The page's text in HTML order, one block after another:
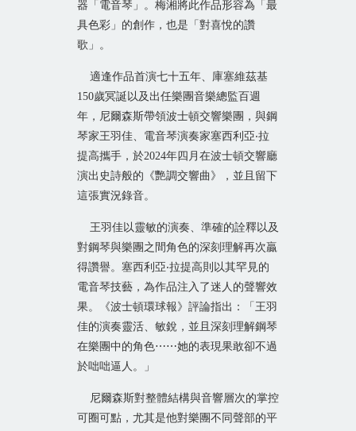
器「電音琴」。梅湘將此作品形容為「最
具色彩」的創作，也是「對喜悅的讚
歌」。
適逢作品首演七十五年、庫塞維茲基
150歲冥誕以及出任樂團音樂總監百週
年，尼爾森斯帶領波士頓交響樂團，與鋼
琴家王羽佳、電音琴演奏家塞西利亞‧拉
提高攜手，於2024年四月在波士頓交響廳
演出史詩般的《艷調交響曲》，並且留下
這張實況錄音。
王羽佳以靈敏的演奏、準確的詮釋以及
對鋼琴與樂團之間角色的深刻理解再次贏
得讚譽。塞西利亞‧拉提高則以其罕見的
電音琴技藝，為作品注入了迷人的聲響效
果。《波士頓環球報》評論指出：「王羽
佳的演奏靈活、敏銳，並且深刻理解鋼琴
在樂團中的角色⋯⋯她的表現果敢卻不過
於咄咄逼人。」
尼爾森斯對整體結構與音響層次的掌控
可圈可點，尤其是他對樂團不同聲部的平